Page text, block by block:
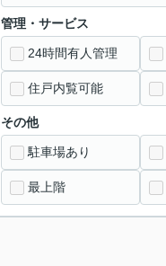
管理・サービス
24時間有人管理
住戸内覧可能
その他
駐車場あり
最上階